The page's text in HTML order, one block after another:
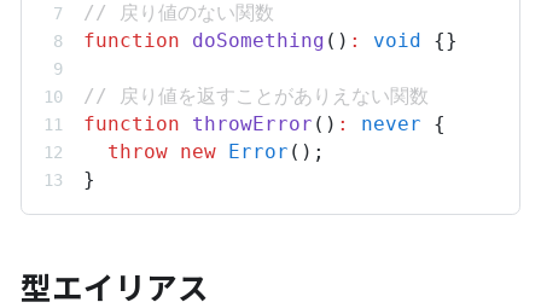
// 戻り値のない関数
function
doSomething () : void {}
// 戻り値を返すことがありえない関数
function
throwError () : never {
throw new Error ();
}
型エイリアス